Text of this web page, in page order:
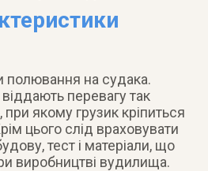
полювання на судака.
віддають перевагу так
якому грузик кріпиться
цього слід враховувати
тест і матеріали, що
виробництві вудилища.